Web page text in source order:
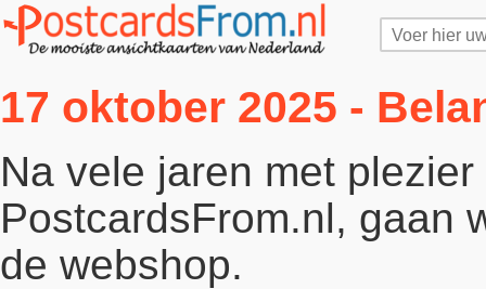
17 oktober 2025 -
Na vele jaren met
PostcardsFrom.nl, gaan
de webshop.